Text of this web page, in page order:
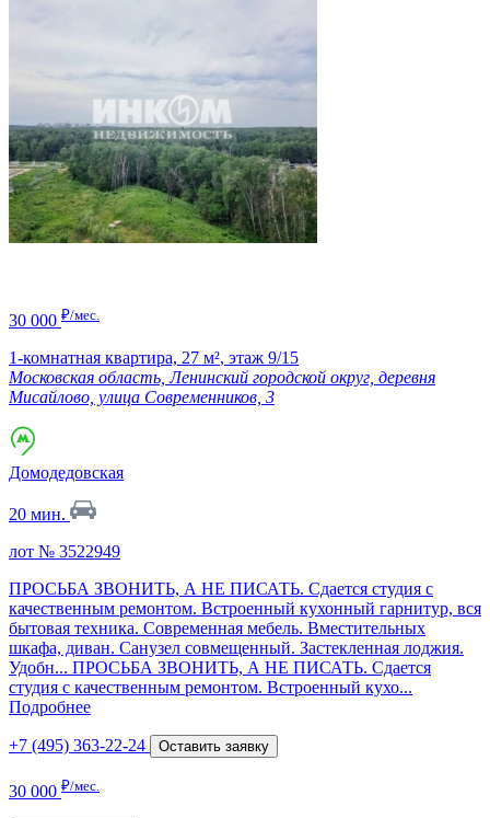
30 000 ₽/мес.
1-комнатная квартира, 27 м², этаж 9/15
Московская область, Ленинский городской округ, деревня
Мисайлово, улица Современников, 3
Домодедовская
20 мин.
лот № 3522949
ПРОСЬБА ЗВОНИТЬ, А НЕ ПИСАТЬ. Сдается студия с
качественным ремонтом. Встроенный кухонный гарнитур, вся
бытовая техника. Современная мебель. Вместительных
шкафа, диван. Санузел совмещенный. Застекленная лоджия.
Удобн... ПРОСЬБА ЗВОНИТЬ, А НЕ ПИСАТЬ. Сдается
студия с качественным ремонтом. Встроенный кухо...
Подробнее
+7 (495) 363-22-24 Оставить заявку
30 000 ₽/мес.